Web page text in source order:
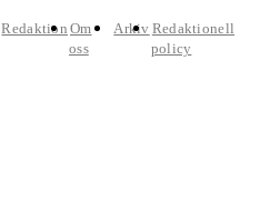
Redaktion Om
oss
Arkiv Redaktionell
policy